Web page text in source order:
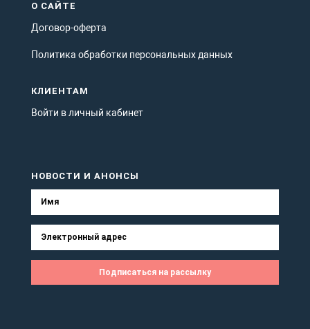
О САЙТЕ
Договор-оферта
Политика обработки персональных данных
КЛИЕНТАМ
Войти в личный кабинет
НОВОСТИ И АНОНСЫ
Подписаться на рассылку